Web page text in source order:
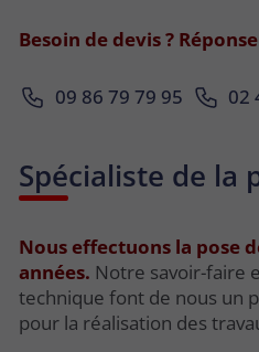
Besoin de devis ?
09 86 79 79 95 02
Spécialiste de la
Nous effectuons la pose
années. Notre savoir-faire
technique font de nous un
pour la réalisation des